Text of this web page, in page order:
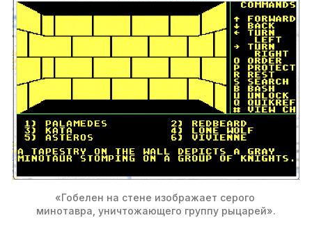
«Гобелен на стене изображает серого
минотавра, уничтожающего группу рыцарей».